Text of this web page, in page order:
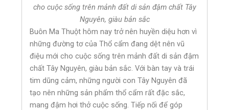
cho cuộc sống trên mảnh đất di sản đậm chất Tây
Nguyên, giàu bản sắc
Buôn Ma Thuột hôm nay trở nên huyền diệu hơn vì
những đường tơ của Thổ cẩm đang dệt nên vũ
điệu mới cho cuộc sống trên mảnh đất di sản đậm
chất Tây Nguyên, giàu bản sắc. Với bàn tay và trái
tim dũng cảm, những người con Tây Nguyên đã
tạo nên những sản phẩm thổ cẩm rất đặc sắc,
mang đậm hơi thở cuộc sống. Tiếp nối để góp